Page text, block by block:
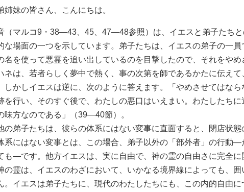
妹の皆さん、こんにちは。
マルコ9・38―43、45、47―48参照）は、イエスと弟子たちと
な場面の一つを示しています。弟子たちは、イエスの弟子の一員
名を使って悪霊を追い出しているのを目撃したので、それをやめ
ネは、若者らしく夢中で熱く、事の次第を師であるかたに伝えて
しかしイエスは逆に、次のように答えます。「やめさせてはなら
を行い、そのすぐ後で、わたしの悪口はいえまい。わたしたちに
味方なのである」（39―40節）。
弟子たちは、彼らの体系にはない変事に直面すると、閉店状態
系にはない変事とは、この場合、弟子以外の「部外者」の行動―
も―です。他方イエスは、実に自由で、神の霊の自由さに完全に
の霊は、イエスのわざにおいて、いかなる境界線によっても、囲
。イエスは弟子たちに、現代のわたしたちにも、この内的自由に